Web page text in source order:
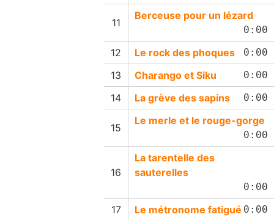
Berceuse pour un lézard
0:00
Le rock des phoques 0:00
Charango et Siku 0:00
La grève des sapins 0:00
Le merle et le rouge-gorge
0:00
La tarentelle des
sauterelles
0:00
Le métronome fatigué 0:00